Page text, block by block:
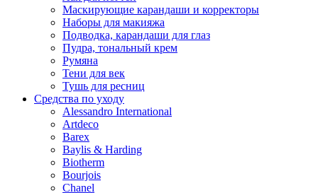
Маскирующие карандаши и корректоры
Наборы для макияжа
Подводка, карандаши для глаз
Пудра, тональный крем
Румяна
Тени для век
Тушь для ресниц
Средства по уходу
Alessandro International
Artdeco
Barex
Baylis & Harding
Biotherm
Bourjois
Chanel